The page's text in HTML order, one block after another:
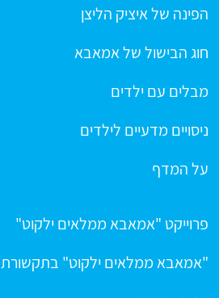
הפינה של איציק הליצן
חוג הבישול של אמאבא
מבלים עם ילדים
ניסויים מדעיים לילדים
על המדף
פרוייקט "אמאבא ממלאים ילקוט"
"אמאבא ממלאים ילקוט" בתקשורת